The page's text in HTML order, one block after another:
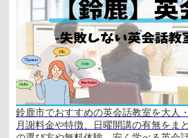
鈴鹿市でおすすめの英会話教室を大人
月謝料金や特徴、日曜開講の有無をま